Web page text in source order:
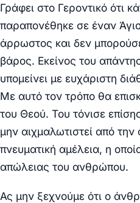
Γράφει στο Γεροντικό ότι
παραπονέθηκε σε έναν
άρρωστος και δεν
βάρος. Εκείνος του
υπομείνει με ευχάριστη
Με αυτό τον τρόπο θα
του Θεού. Του τόνισε
μην αιχμαλωτιστεί από
πνευματική αμέλεια, η
απώλειας του ανθρώπου.
Ας μην ξεχνούμε ότι ο